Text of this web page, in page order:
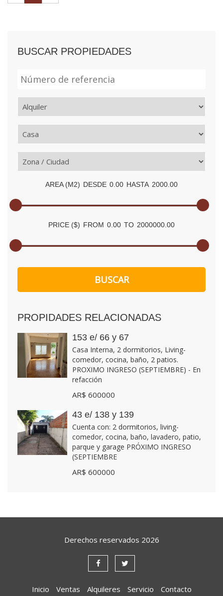
BUSCAR PROPIEDADES
AREA (M2) DESDE 0.00 HASTA 2000.00
PRICE ($) FROM 0.00 TO 2000000.00
PROPIDADES RELACIONADAS
153 e/ 66 y 67
Casa Interna, 2 dormitorios, Living-
comedor, cocina, baño, 2 patios.
PROXIMO INGRESO (SEPTIEMBRE) - En
refacción
AR$ 600000
43 e/ 138 y 139
Cuenta con: 2 dormitorios, living-
comedor, cocina, baño, lavadero, patio,
parque y garage PRÓXIMO INGRESO
(SEPTIEMBRE
AR$ 600000
Derechos reservados 2026
Inicio Ventas Alquileres Servicio Contacto